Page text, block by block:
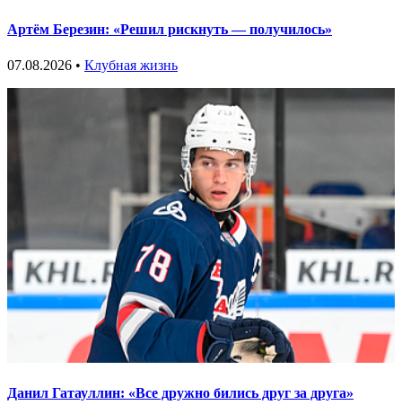
Артём Березин: «Решил рискнуть — получилось»
07.08.2026 • Клубная жизнь
Данил Гатауллин: «Все дружно бились друг за друга»